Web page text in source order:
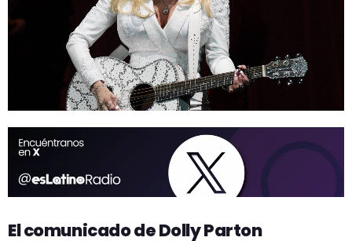
El comunicado de Dolly Parton